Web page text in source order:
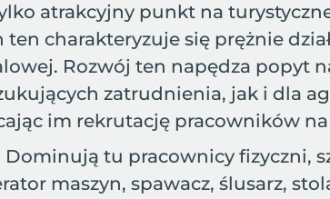
atrakcyjny punkt na
charakteryzuje się prężnie
Rozwój ten napędza popyt
zatrudnienia, jak i dla
im rekrutację pracowników
tu pracownicy fizyczni,
maszyn, spawacz, ślusarz,